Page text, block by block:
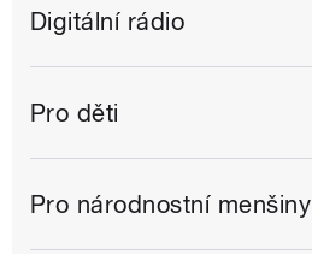
Digitální rádio
Pro děti
Pro národnostní menšiny